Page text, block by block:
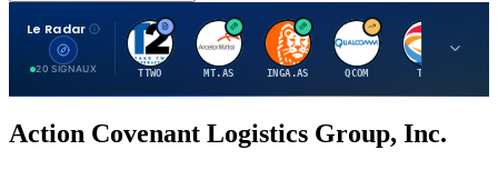
Le Radar
20 SIGNAUX
T
TTWO
A
MT.AS
I
INGA.AS
Q
QCOM
T
TTE
Action Covenant Logistics Group, Inc.